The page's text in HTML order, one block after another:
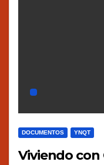
DOCUMENTOS YNQT
Viviendo con